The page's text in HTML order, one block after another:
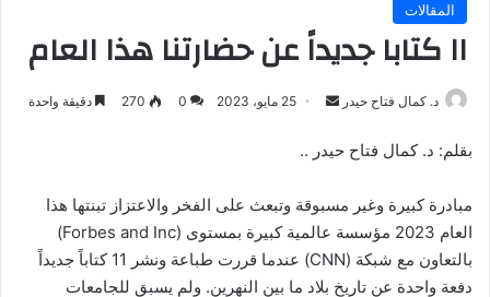
المقالات
١١ كتابا جديداً عن حضارتنا هذا العام
د. كمال فتاح حيدر
أرسل
إلكترونيا
25 مايو، 2023 0
270 دقيقة واحدة
بقلم: د. كمال فتاح حيدر ..
مبادرة كبيرة وغير مسبوقة وتبعث على الفخر والاعتزاز تبنتها هذا
العام 2023 مؤسسة عالمية كبيرة بمستوى (Forbes and Inc)
بالتعاون مع شبكة (CNN) عندما قررت طباعة ونشر 11 كتاباً جديداً
دفعة واحدة عن تاريخ بلاد ما بين النهرين. ولم يسبق للجامعات